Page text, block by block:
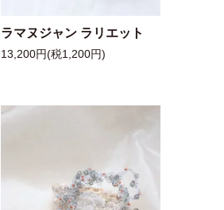
ラマヌジャン ラリエット
13,200円(税1,200円)